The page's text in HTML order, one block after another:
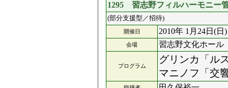
1295 習志野フィルハーモニー
(部分支援型／招待)
開催日 2010年 1月24日(日)
会場 習志野文化ホール
プログラム
グリンカ「ル
マニノフ「交